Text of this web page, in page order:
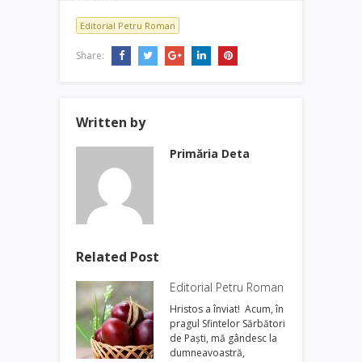
Editorial Petru Roman
Share:
Written by
Primăria Deta
Related Post
Editorial Petru Roman
Hristos a înviat! Acum, în
pragul Sfintelor Sărbători
de Paşti, mă gândesc la
dumneavoastră,